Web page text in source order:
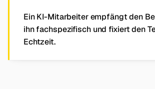
Ein KI-Mitarbeiter empfängt den
ihn fachspezifisch und fixiert den
Echtzeit.